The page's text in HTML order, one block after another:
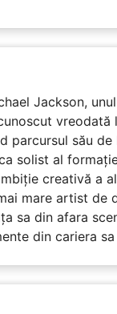
Jackson,
vreodată
parcursul său de
solist al
creativă a
mare artist de
sa din afara
din cariera